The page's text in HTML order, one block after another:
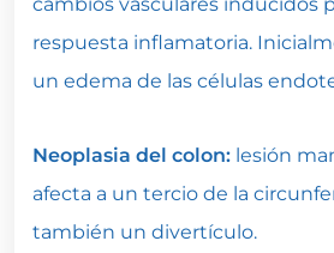
respuesta inflamatoria.
un edema de las células
Neoplasia del colon: lesión
afecta a un tercio de la
también un divertículo.